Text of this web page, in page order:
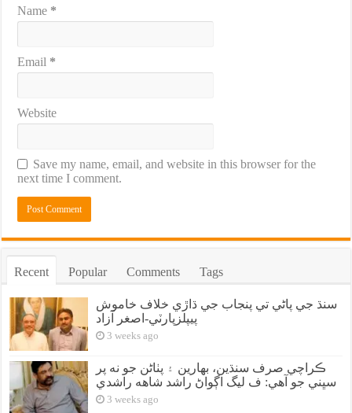
Name *
Email *
Website
Save my name, email, and website in this browser for the
next time I comment.
Recent Popular Comments Tags
سنڌ جي پاڻي تي پنجاب جي ڌاڙي خلاف خاموش
پيپلزپارٽي-اصغر آزاد
3 weeks ago
ڪراچي صرف سنڌين، بهارين ۽ پٺاڻن جو نه پر
سڀني جو آهي: ف ليگ اڳواڻ راشد شاهه راشدي
3 weeks ago